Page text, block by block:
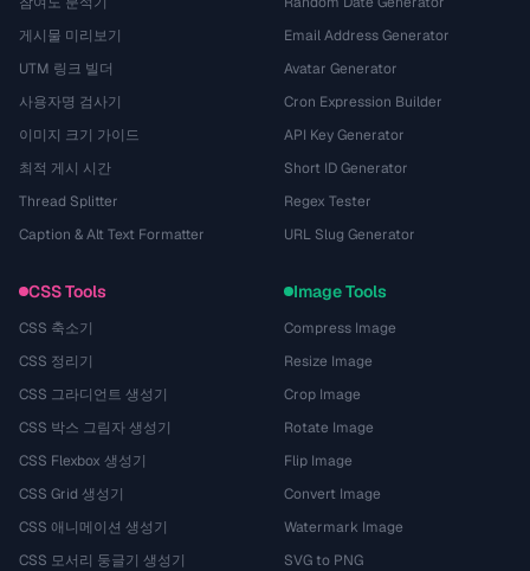
게시물 미리보기
UTM 링크 빌더
사용자명 검사기
이미지 크기 가이드
최적 게시 시간
Thread Splitter
Caption & Alt Text Formatter
Email Address Generator
Avatar Generator
Cron Expression Builder
API Key Generator
Short ID Generator
Regex Tester
URL Slug Generator
CSS Tools
CSS 축소기
CSS 정리기
CSS 그라디언트 생성기
CSS 박스 그림자 생성기
CSS Flexbox 생성기
CSS Grid 생성기
CSS 애니메이션 생성기
CSS 모서리 둥글기 생성기
Image Tools
Compress Image
Resize Image
Crop Image
Rotate Image
Flip Image
Convert Image
Watermark Image
SVG to PNG